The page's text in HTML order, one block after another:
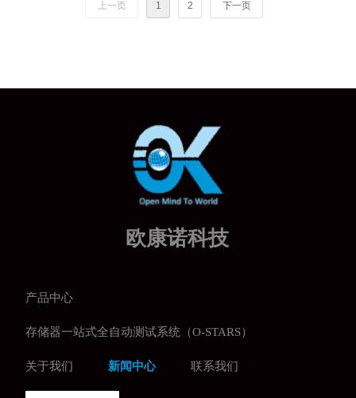
历史。
上一页 1 2 下一页
欧康诺科技
产品中心
存储器一站式全自动测试系统（O-STARS）
关于我们 新闻中心 联系我们